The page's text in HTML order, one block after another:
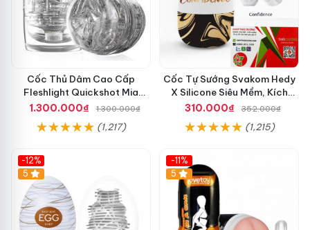
Cốc Thủ Dâm Cao Cấp
Fleshlight Quickshot Mia
Malkova Trong Suốt Chính
1.300.000₫ 1.300.000₫
(1,217)
Cốc Tự Sướng Svakom Hedy
X Silicone Siêu Mềm, Kích
Thước Nhỏ Gọn, Dễ Vệ Sinh
310.000₫ 352.000₫
(1,215)
-12%
5
-11%
5